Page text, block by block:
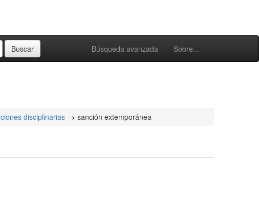
Búsqueda avanzada Sobre...
disciplinarias sanción extemporánea